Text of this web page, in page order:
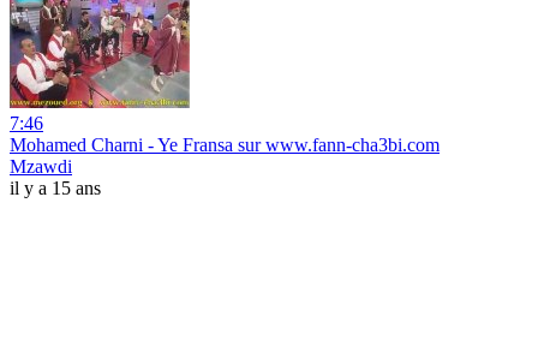
7:46
Mohamed Charni - Ye Fransa sur www.fann-cha3bi.com
Mzawdi
il y a 15 ans